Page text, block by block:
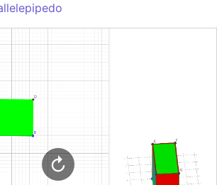
Accedi